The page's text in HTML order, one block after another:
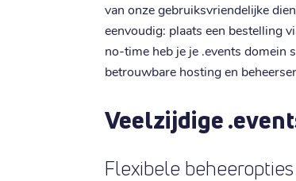
van onze gebruiksvriendelijke
eenvoudig: plaats een bestelling
no-time heb je je .events domein
betrouwbare hosting en
Veelzijdige
Flexibele